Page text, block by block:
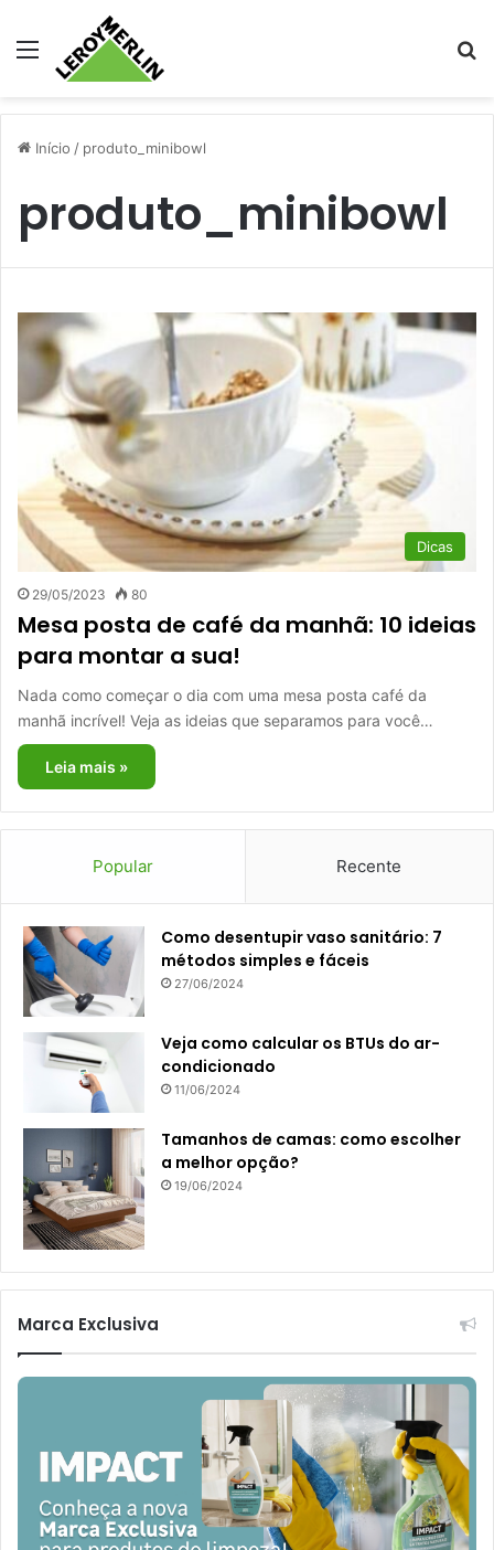
Menu
Início / produto_minibowl
produto_minibowl
Dicas
29/05/2023 80
Mesa posta de café da manhã: 10 ideias
para montar a sua!
Nada como começar o dia com uma mesa posta café da
manhã incrível! Veja as ideias que separamos para você…
Leia mais »
Popular Recente
Como desentupir vaso sanitário: 7
métodos simples e fáceis
27/06/2024
Veja como calcular os BTUs do ar-
condicionado
11/06/2024
Tamanhos de camas: como escolher
a melhor opção?
19/06/2024
Marca Exclusiva